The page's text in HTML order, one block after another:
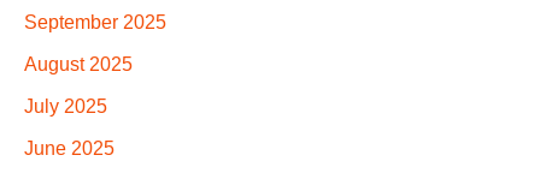
September 2025
August 2025
July 2025
June 2025